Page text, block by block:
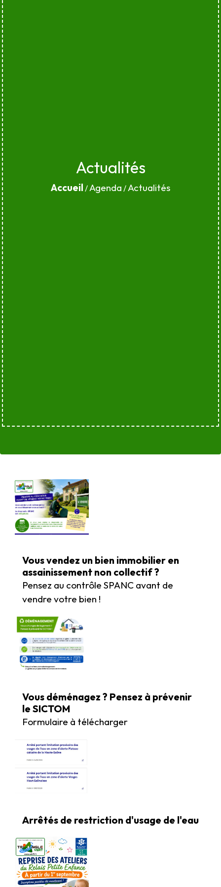
Actualités
Accueil /Agenda /Actualités
Vous vendez un bien immobilier en
assainissement non collectif ?
Pensez au contrôle SPANC avant de
vendre votre bien !
Vous déménagez ? Pensez à prévenir
le SICTOM
Formulaire à télécharger
Arrêtés de restriction d'usage de l'eau